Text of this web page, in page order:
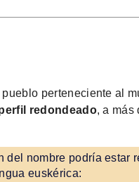
perteneciente al
redondeado, a más
del nombre podría estar
euskérica: